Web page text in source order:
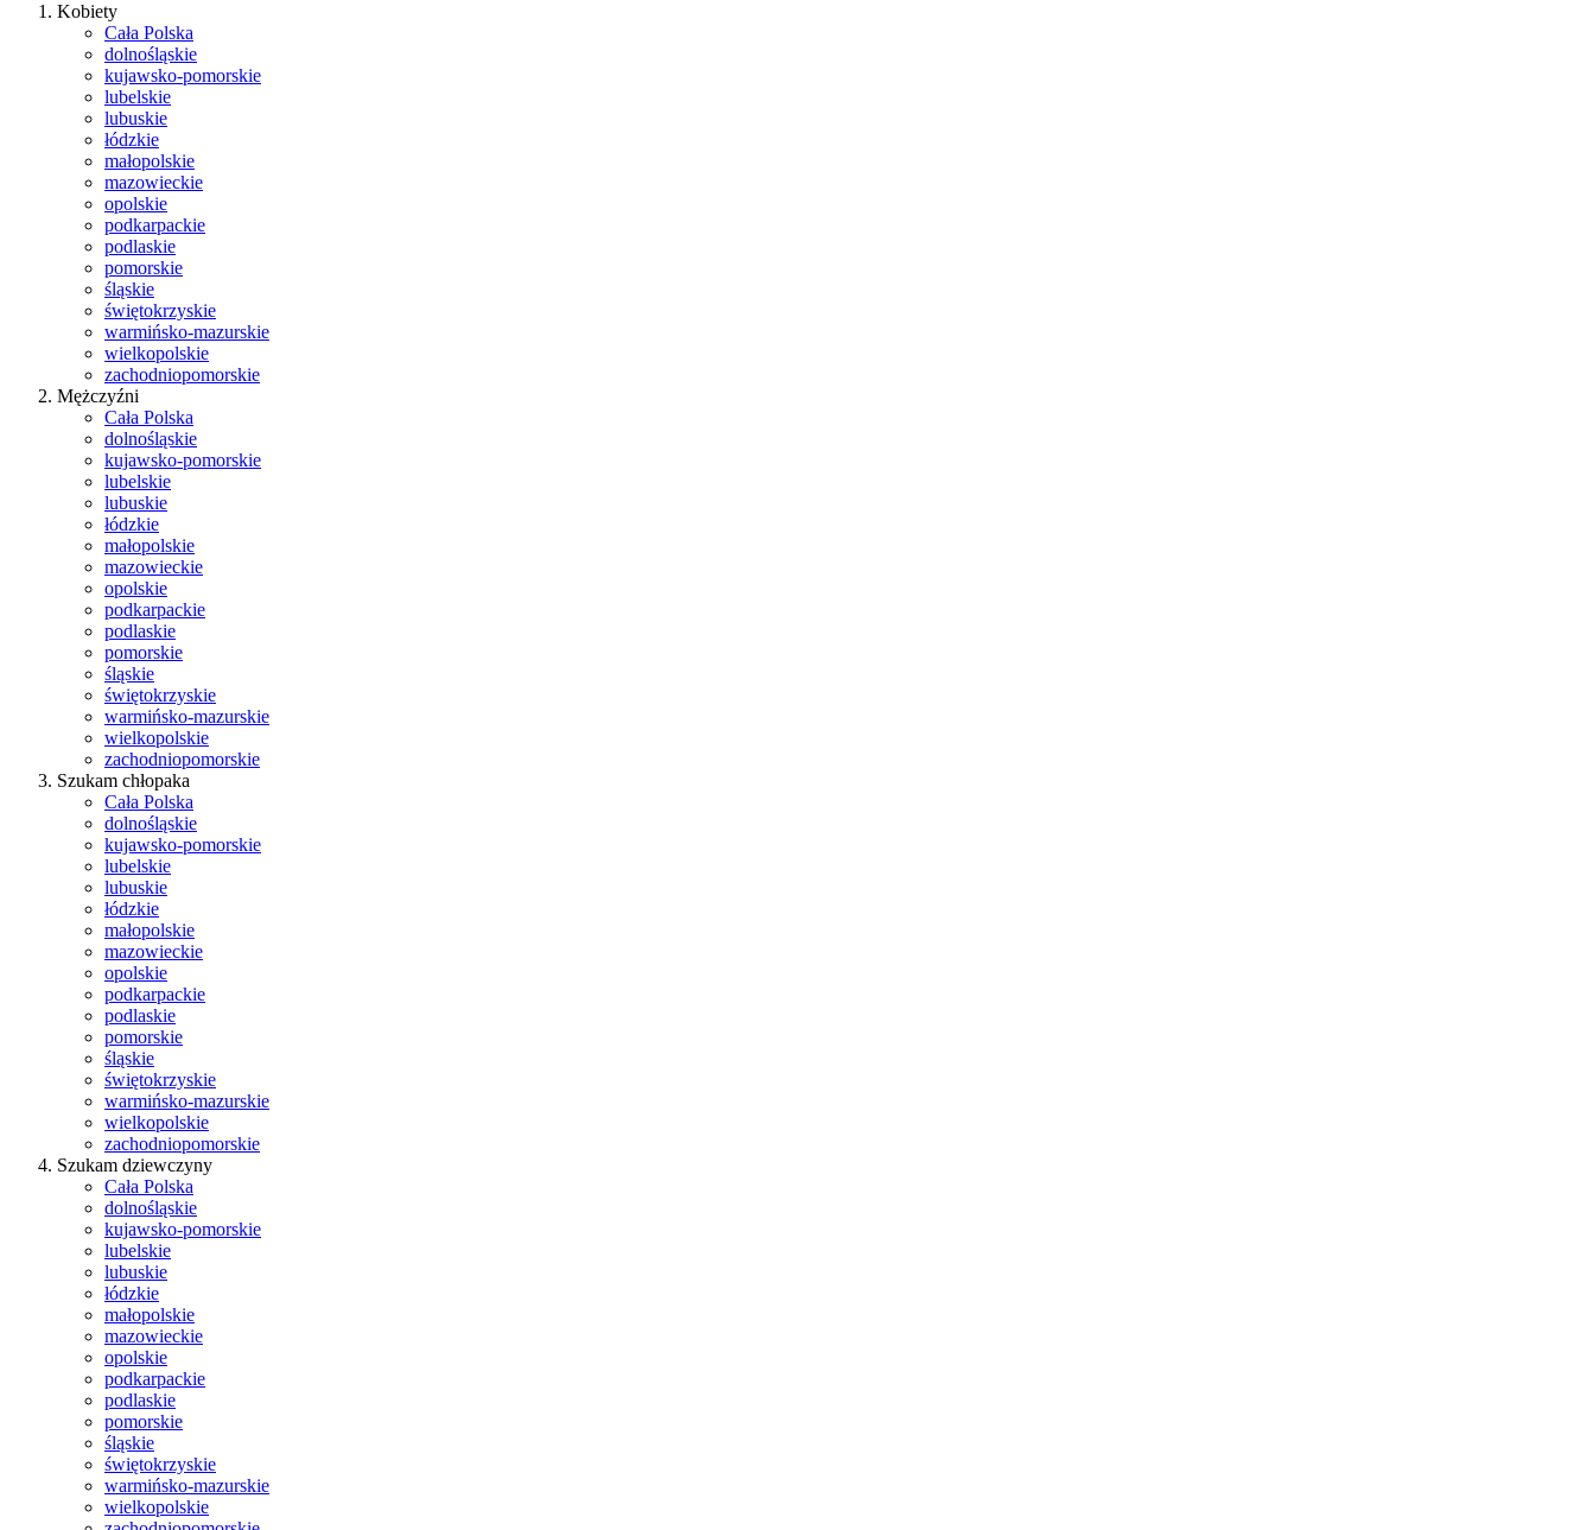
Kobiety
Cała Polska
dolnośląskie
kujawsko-pomorskie
lubelskie
lubuskie
łódzkie
małopolskie
mazowieckie
opolskie
podkarpackie
podlaskie
pomorskie
śląskie
świętokrzyskie
warmińsko-mazurskie
wielkopolskie
zachodniopomorskie
Mężczyźni
Cała Polska
dolnośląskie
kujawsko-pomorskie
lubelskie
lubuskie
łódzkie
małopolskie
mazowieckie
opolskie
podkarpackie
podlaskie
pomorskie
śląskie
świętokrzyskie
warmińsko-mazurskie
wielkopolskie
zachodniopomorskie
Szukam chłopaka
Cała Polska
dolnośląskie
kujawsko-pomorskie
lubelskie
lubuskie
łódzkie
małopolskie
mazowieckie
opolskie
podkarpackie
podlaskie
pomorskie
śląskie
świętokrzyskie
warmińsko-mazurskie
wielkopolskie
zachodniopomorskie
Szukam dziewczyny
Cała Polska
dolnośląskie
kujawsko-pomorskie
lubelskie
lubuskie
łódzkie
małopolskie
mazowieckie
opolskie
podkarpackie
podlaskie
pomorskie
śląskie
świętokrzyskie
warmińsko-mazurskie
wielkopolskie